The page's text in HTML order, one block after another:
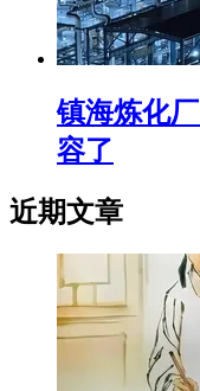
镇海炼化
容了
近期文章